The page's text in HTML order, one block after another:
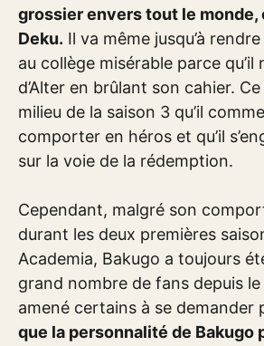
grossier envers tout le
Deku. Il va même jusqu’à
au collège misérable parce qu’il
d’Alter en brûlant son cahier. Ce
milieu de la saison 3 qu’il
comporter en héros et qu’il
sur la voie de la rédemption.
Cependant, malgré son
durant les deux premières
Academia, Bakugo a toujours
grand nombre de fans depuis
amené certains à se demander
que la personnalité de Bakugo